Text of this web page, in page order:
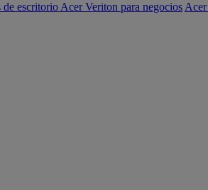
de escritorio Acer Veriton para negocios